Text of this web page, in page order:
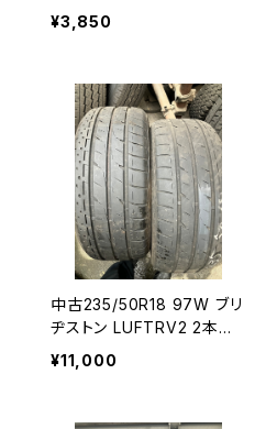
ミセット
¥3,850
中古235/50R18 97W ブリ
ヂストン LUFTRV2 2本コ
ミコミセット
¥11,000